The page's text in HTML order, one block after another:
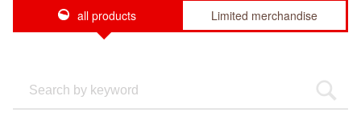
all products Limited merchandise